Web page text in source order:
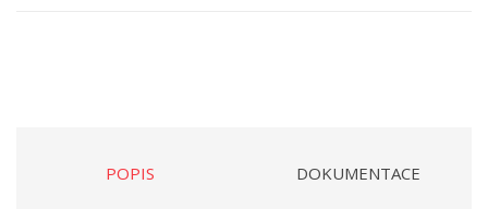
POPIS DOKUMENTACE